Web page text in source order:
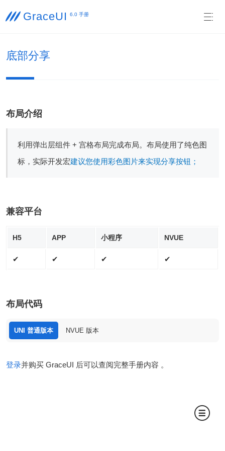
 GraceUI 6.0 手册 

底部分享
布局介绍
利用弹出层组件 + 宫格布局完成布局。布局使用了纯色图
标，实际开发宏建议您使用彩色图片来实现分享按钮 ；
兼容平台
H5 APP 小程序 NVUE
✔ ✔ ✔ ✔
布局代码
UNI 普通版本 NVUE 版本
登录并购买 GraceUI 后可以查阅完整手册内容 。